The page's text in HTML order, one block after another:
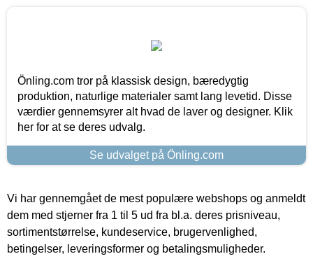
Önling.com tror på klassisk design, bæredygtig
produktion, naturlige materialer samt lang levetid. Disse
værdier gennemsyrer alt hvad de laver og designer. Klik
her for at se deres udvalg.
Se udvalget på Önling.com
Vi har gennemgået de mest populære webshops og anmeldt
dem med stjerner fra 1 til 5 ud fra bl.a. deres prisniveau,
sortimentstørrelse, kundeservice, brugervenlighed,
betingelser, leveringsformer og betalingsmuligheder.